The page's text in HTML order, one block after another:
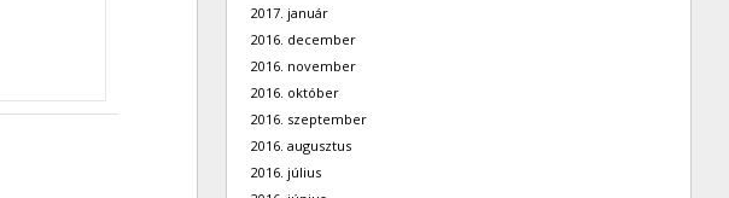
2017. január
2016. december
2016. november
2016. október
2016. szeptember
2016. augusztus
2016. július